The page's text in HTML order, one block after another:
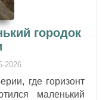
городок
2026
где горизонт
маленький